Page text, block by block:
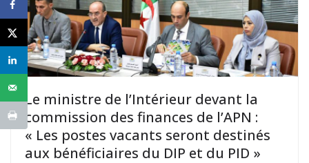
Le ministre de l’Intérieur devant la
commission des finances de l’APN :
« Les postes vacants seront destinés
aux bénéficiaires du DIP et du PID »